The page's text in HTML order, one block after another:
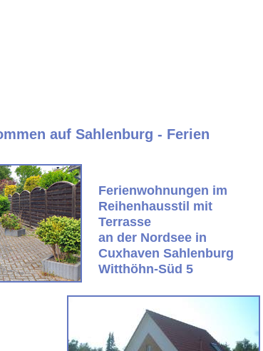
auf Sahlenburg - Ferien
Ferienwohnungen im
Reihenhausstil mit
Terrasse
an der Nordsee in
Cuxhaven Sahlenburg
Witthöhn-Süd 5